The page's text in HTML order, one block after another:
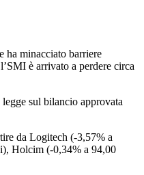
ha minacciato barriere
è arrivato a perdere circa
sul bilancio approvata
da Logitech (-3,57% a
Holcim (-0,34% a 94,00